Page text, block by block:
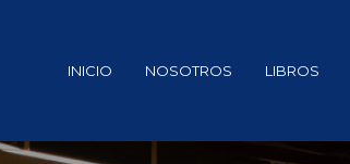
INICIO NOSOTROS LIBROS